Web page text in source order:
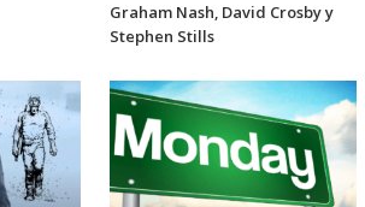
Graham Nash, David Crosby y
Stephen Stills